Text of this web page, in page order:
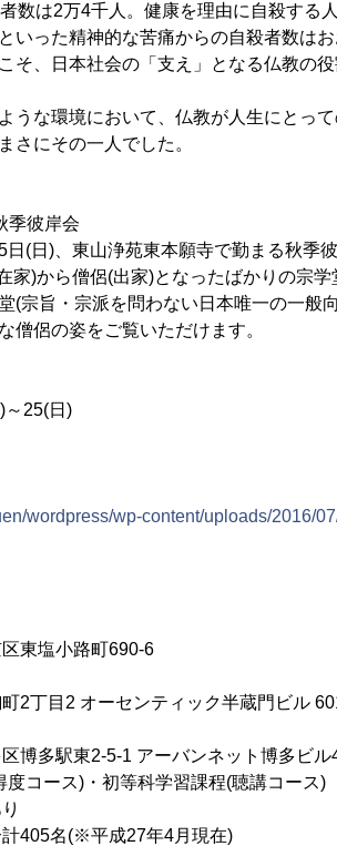
数は2万4千人。健康を理由に自殺する
いった精神的な苦痛からの自殺者数は
そ、日本社会の「支え」となる仏教の
うな環境において、仏教が人生にとっ
さにその一人でした。
季彼岸会
(日)、東山浄苑東本願寺で勤まる秋季
家)から僧侶(出家)となったばかりの宗
(宗旨・宗派を問わない日本唯一の一般
僧侶の姿をご覧いただけます。
～25(日)
wordpress/wp-content/uploads/2016/
小路町690-6
オーセンティック半蔵門ビル
東2-5-1 アーバンネット博多ビル
コース)・初等科学習課程(聴講コース)
405名(※平成27年4月現在)